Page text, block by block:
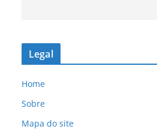
Legal
Home
Sobre
Mapa do site